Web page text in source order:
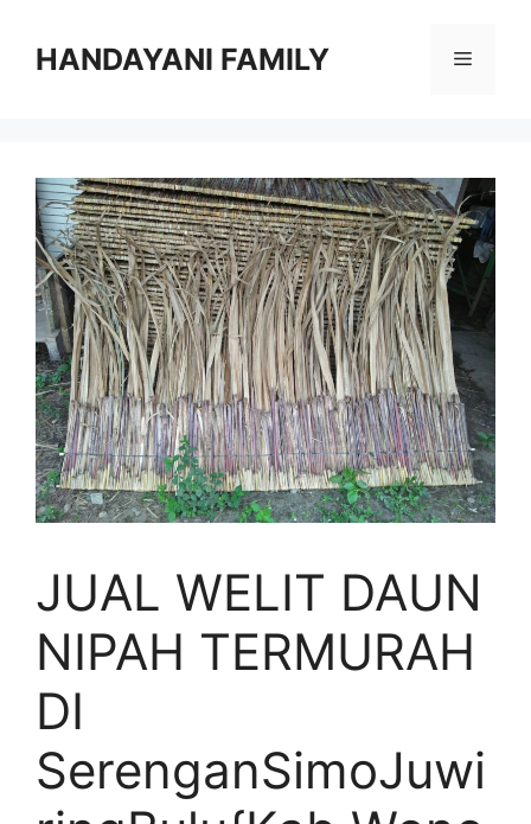
HANDAYANI FAMILY Menu
JUAL WELIT DAUN
NIPAH TERMURAH
DI
SerenganSimoJuwi